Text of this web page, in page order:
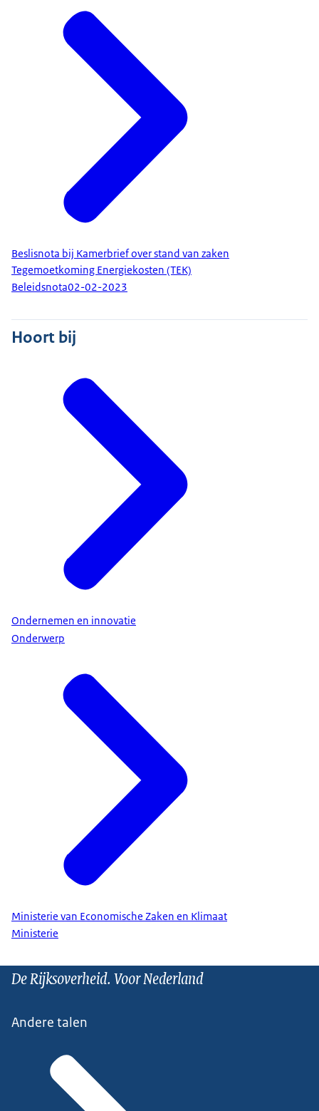
Beslisnota bij Kamerbrief over stand van zaken
Tegemoetkoming Energiekosten (TEK)
Beleidsnota02-02-2023
Hoort bij
Ondernemen en innovatie
Onderwerp
Ministerie van Economische Zaken en Klimaat
Ministerie
De Rijksoverheid. Voor Nederland
Andere talen